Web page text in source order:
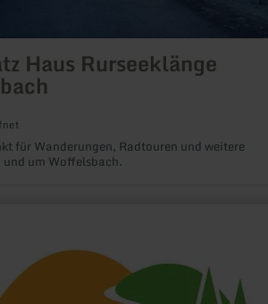
Haus Rurseeklänge
für Wanderungen, Radtouren und weitere
um Woffelsbach.